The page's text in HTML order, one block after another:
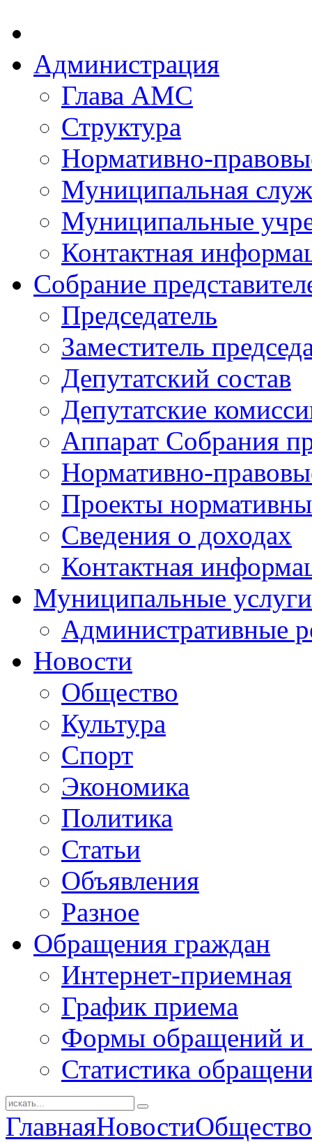
Администрация
Глава АМС
Структура
Нормативно-
Муниципальная
Муниципальные
Контактная
Собрание
Председатель
Заместитель
Депутатский состав
Депутатские
Аппарат Собрания
Нормативно-
Проекты
Сведения о доходах
Контактная
Муниципальные услуги
Административные
Новости
Общество
Культура
Спорт
Экономика
Политика
Статьи
Объявления
Разное
Обращения граждан
Интернет-приемная
График приема
Формы обращений и
Статистика
ГлавнаяНовостиОбщество